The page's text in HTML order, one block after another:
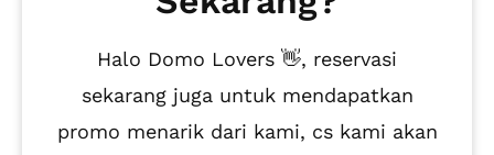
Halo Domo Lovers 👋, reservasi
sekarang juga untuk mendapatkan
promo menarik dari kami, cs kami akan